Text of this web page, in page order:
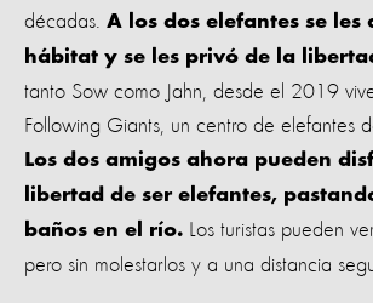
décadas. A los dos elefantes se les
hábitat y se les privó de la
tanto Sow como Jahn, desde el 2019
Following Giants, un centro de elefantes
Los dos amigos ahora pueden
libertad de ser elefantes,
baños en el río. Los turistas pueden
pero sin molestarlos y a una distancia